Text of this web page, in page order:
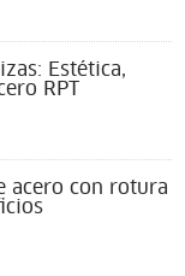
Estética,
RPT
acero con rotura